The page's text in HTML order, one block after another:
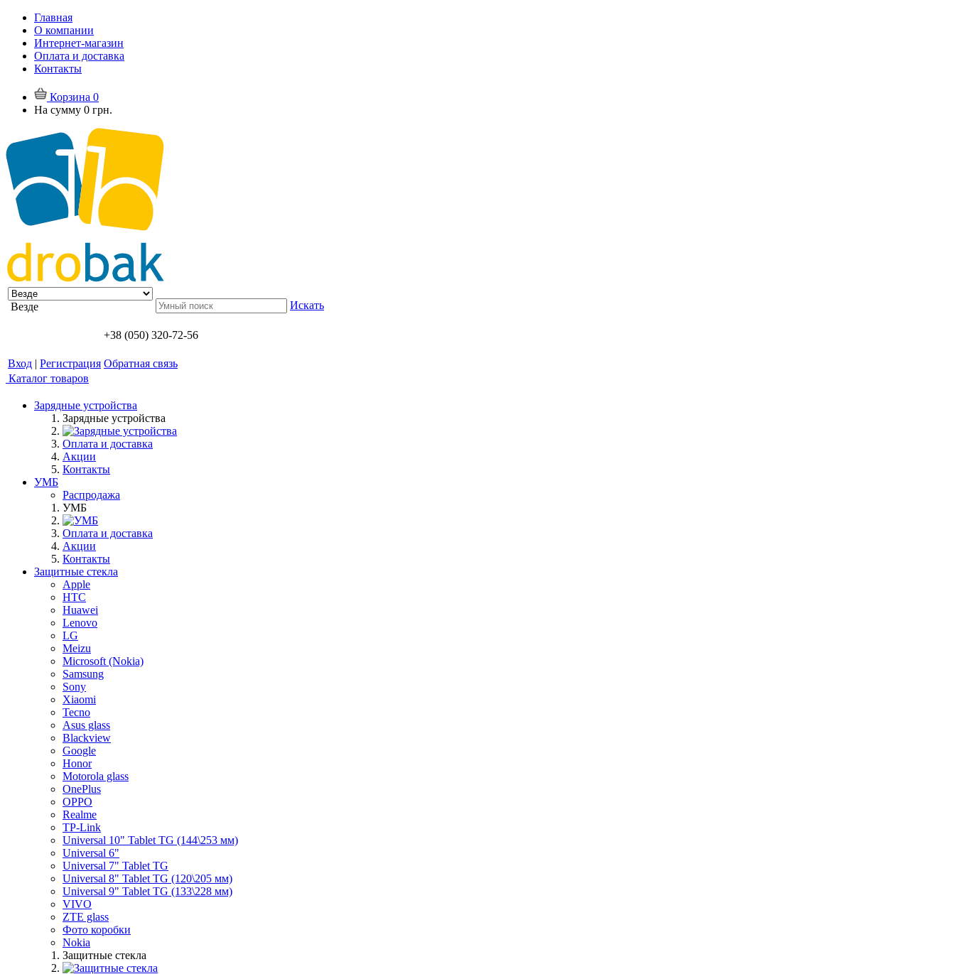
Главная
О компании
Интернет-магазин
Оплата и доставка
Контакты
Корзина 0
На сумму 0 грн.
Везде Искать
+38 (050) 320-72-56
Вход | Регистрация Обратная связь
Каталог товаров
Зарядные устройства
Зарядные устройства
Оплата и доставка
Акции
Контакты
УМБ
Распродажа
УМБ
Оплата и доставка
Акции
Контакты
Защитные стекла
Apple
HTC
Huawei
Lenovo
LG
Meizu
Microsoft (Nokia)
Samsung
Sony
Xiaomi
Tecno
Asus glass
Blackview
Google
Honor
Motorola glass
OnePlus
OPPO
Realme
TP-Link
Universal 10" Tablet TG (144\253 мм)
Universal 6"
Universal 7" Tablet TG
Universal 8" Tablet TG (120\205 мм)
Universal 9" Tablet TG (133\228 мм)
VIVO
ZTE glass
Фото коробки
Nokia
Защитные стекла